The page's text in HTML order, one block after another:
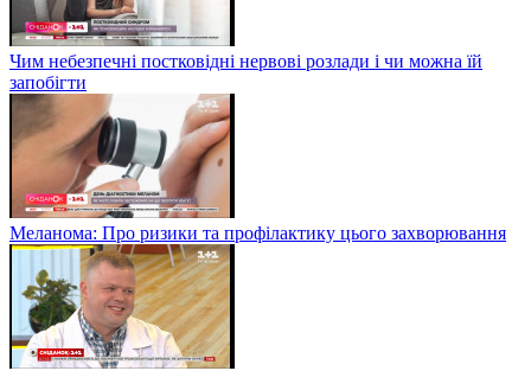
Чим небезпечні постковідні нервові розлади і чи можна їй
запобігти
Меланома: Про ризики та профілактику цього захворювання